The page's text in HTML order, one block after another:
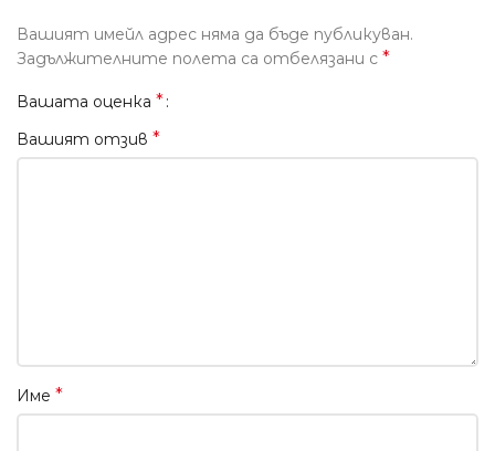
Вашият имейл адрес няма да бъде публикуван.
Задължителните полета са отбелязани с *
Вашата оценка *
Вашият отзив *
Име *